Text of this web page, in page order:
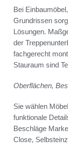
Bei
Grundrissen
Lösungen.
der
fachgerecht
Stauraum sind
Oberflächen,
Sie wählen
funktionale
Beschläge
Close,